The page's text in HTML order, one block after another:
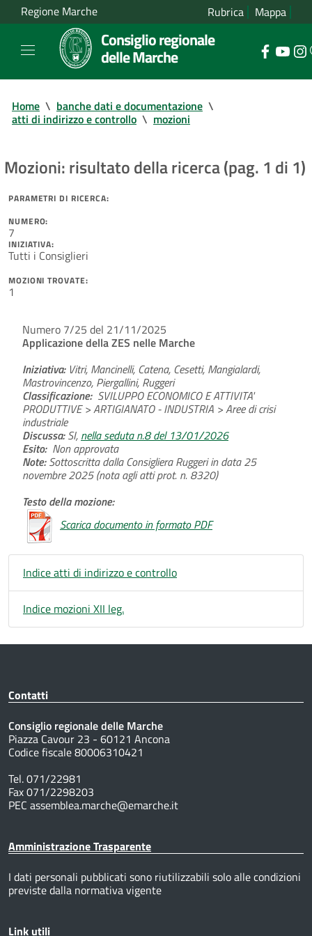
Regione Marche Rubrica Mappa
Consiglio regionale
delle Marche
Home \ banche dati e documentazione \
atti di indirizzo e controllo \ mozioni
Mozioni: risultato della ricerca (pag. 1 di 1)
PARAMETRI DI RICERCA:
NUMERO:
7
INIZIATIVA:
Tutti i Consiglieri
MOZIONI TROVATE:
1
Numero 7/25 del 21/11/2025
Applicazione della ZES nelle Marche
Iniziativa:Vitri, Mancinelli, Catena, Cesetti, Mangialardi,
Mastrovincenzo, Piergallini, Ruggeri
Classificazione: SVILUPPO ECONOMICO E ATTIVITA'
PRODUTTIVE > ARTIGIANATO - INDUSTRIA > Aree di crisi
industriale
Discussa:SI, nella seduta n.8 del 13/01/2026
Esito: Non approvata
Note:Sottoscritta dalla Consigliera Ruggeri in data 25
novembre 2025 (nota agli atti prot. n. 8320)
Testo della mozione:
Scarica documento in formato PDF
Indice atti di indirizzo e controllo
Indice mozioni XII leg.
Contatti
Consiglio regionale delle Marche
Piazza Cavour 23 - 60121 Ancona
Codice fiscale 80006310421
Tel. 071/22981
Fax 071/2298203
PEC assemblea.marche@emarche.it
Amministrazione Trasparente
I dati personali pubblicati sono riutilizzabili solo alle condizioni
previste dalla normativa vigente
Link utili